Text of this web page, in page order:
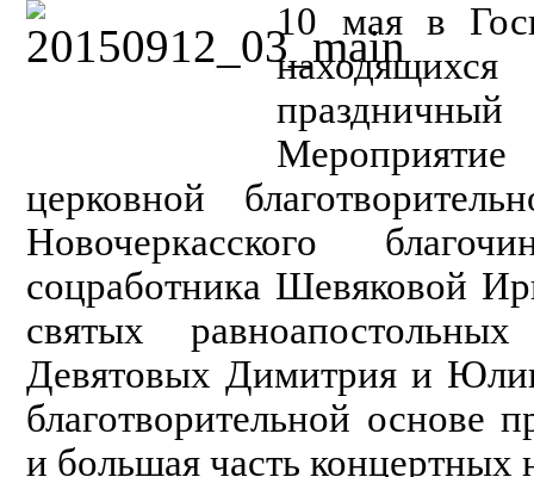
10 мая в
церковной
Новочеркасского
соцработника Шевяковой
святых
Девятовых Димитрия и
благотворительной основе
и большая часть концертных